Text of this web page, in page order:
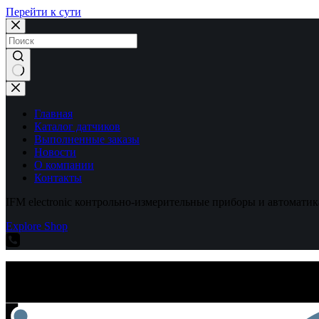
Перейти к сути
Ничего
не
найденоГлавная
Каталог датчиков
Выполненные заказы
Новости
О компании
Контакты
IFM electronic контрольно-измерительные приборы и
Explore Shop